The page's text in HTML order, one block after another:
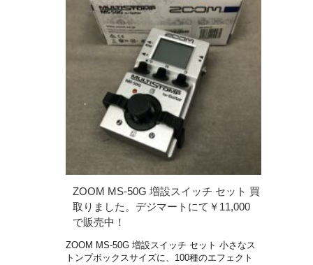
ZOOM MS-50G 増設スイッチ セット 買
取りました。デジマートにて￥11,000
で販売中！
ZOOM MS-50G 増設スイッチ セット 小さなス
トンプボックスサイズに、100種のエフェクト